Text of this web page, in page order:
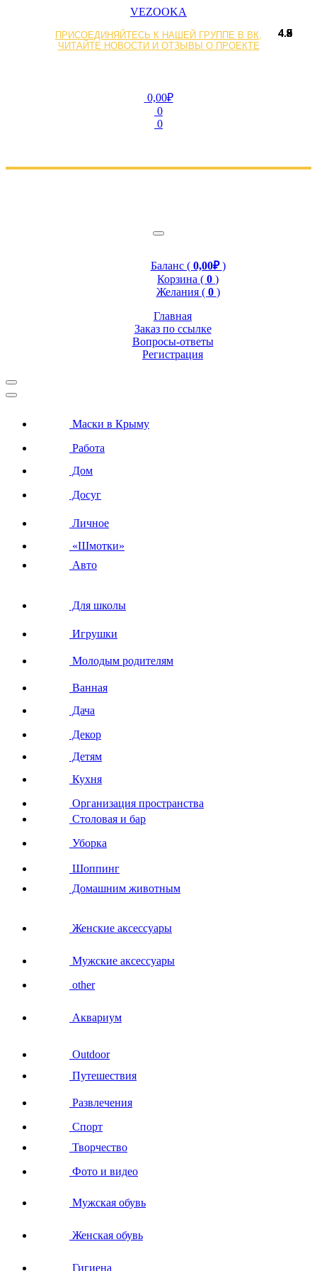
VEZOOKA
ПРИСОЕДИНЯЙТЕСЬ К НАШЕЙ ГРУППЕ В ВК,
ЧИТАЙТЕ НОВОСТИ И ОТЗЫВЫ О ПРОЕКТЕ
0,00₽
0
0
Баланс ( 0,00₽)
Корзина ( 0 )
Желания ( 0 )
Главная
Заказ по ссылке
Вопросы-ответы
Регистрация
Маски в Крыму
Работа
Дом
Досуг
Личное
«Шмотки»
Авто
Для школы
Игрушки
Молодым родителям
Ванная
Дача
Декор
Детям
Кухня
Организация пространства
Столовая и бар
Уборка
Шоппинг
Домашним животным
Женские аксессуары
Мужские аксессуары
other
Аквариум
Outdoor
Путешествия
Развлечения
Спорт
Творчество
Фото и видео
Мужская обувь
Женская обувь
Гигиена
4.8
4.7
4.8
4.8
4.8
4.8
4.7
4.9
4.8
5
4.8
4.9
4.5
4.8
4.8
4.9